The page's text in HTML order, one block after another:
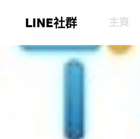
LINE社群 主頁